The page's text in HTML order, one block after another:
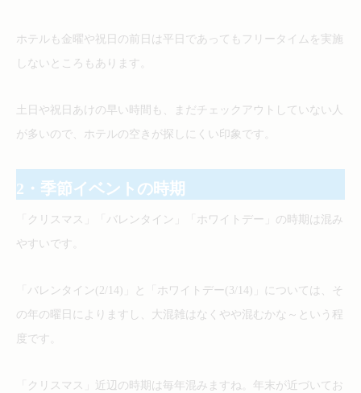
ホテルも金曜や祝日の前日は平日であってもフリータイムを実施
しないところもあります。
土日や祝日あけの早い時間も、まだチェックアウトしていない人
が多いので、ホテルの空きが探しにくい印象です。
2・季節イベントの時期
「クリスマス」「バレンタイン」「ホワイトデー」の時期は混み
やすいです。
「バレンタイン(2/14)」と「ホワイトデー(3/14)」については、そ
の年の曜日によりますし、大混雑はなくやや混むかな～という程
度です。
「クリスマス」近辺の時期は毎年混みますね。年末が近づいてお